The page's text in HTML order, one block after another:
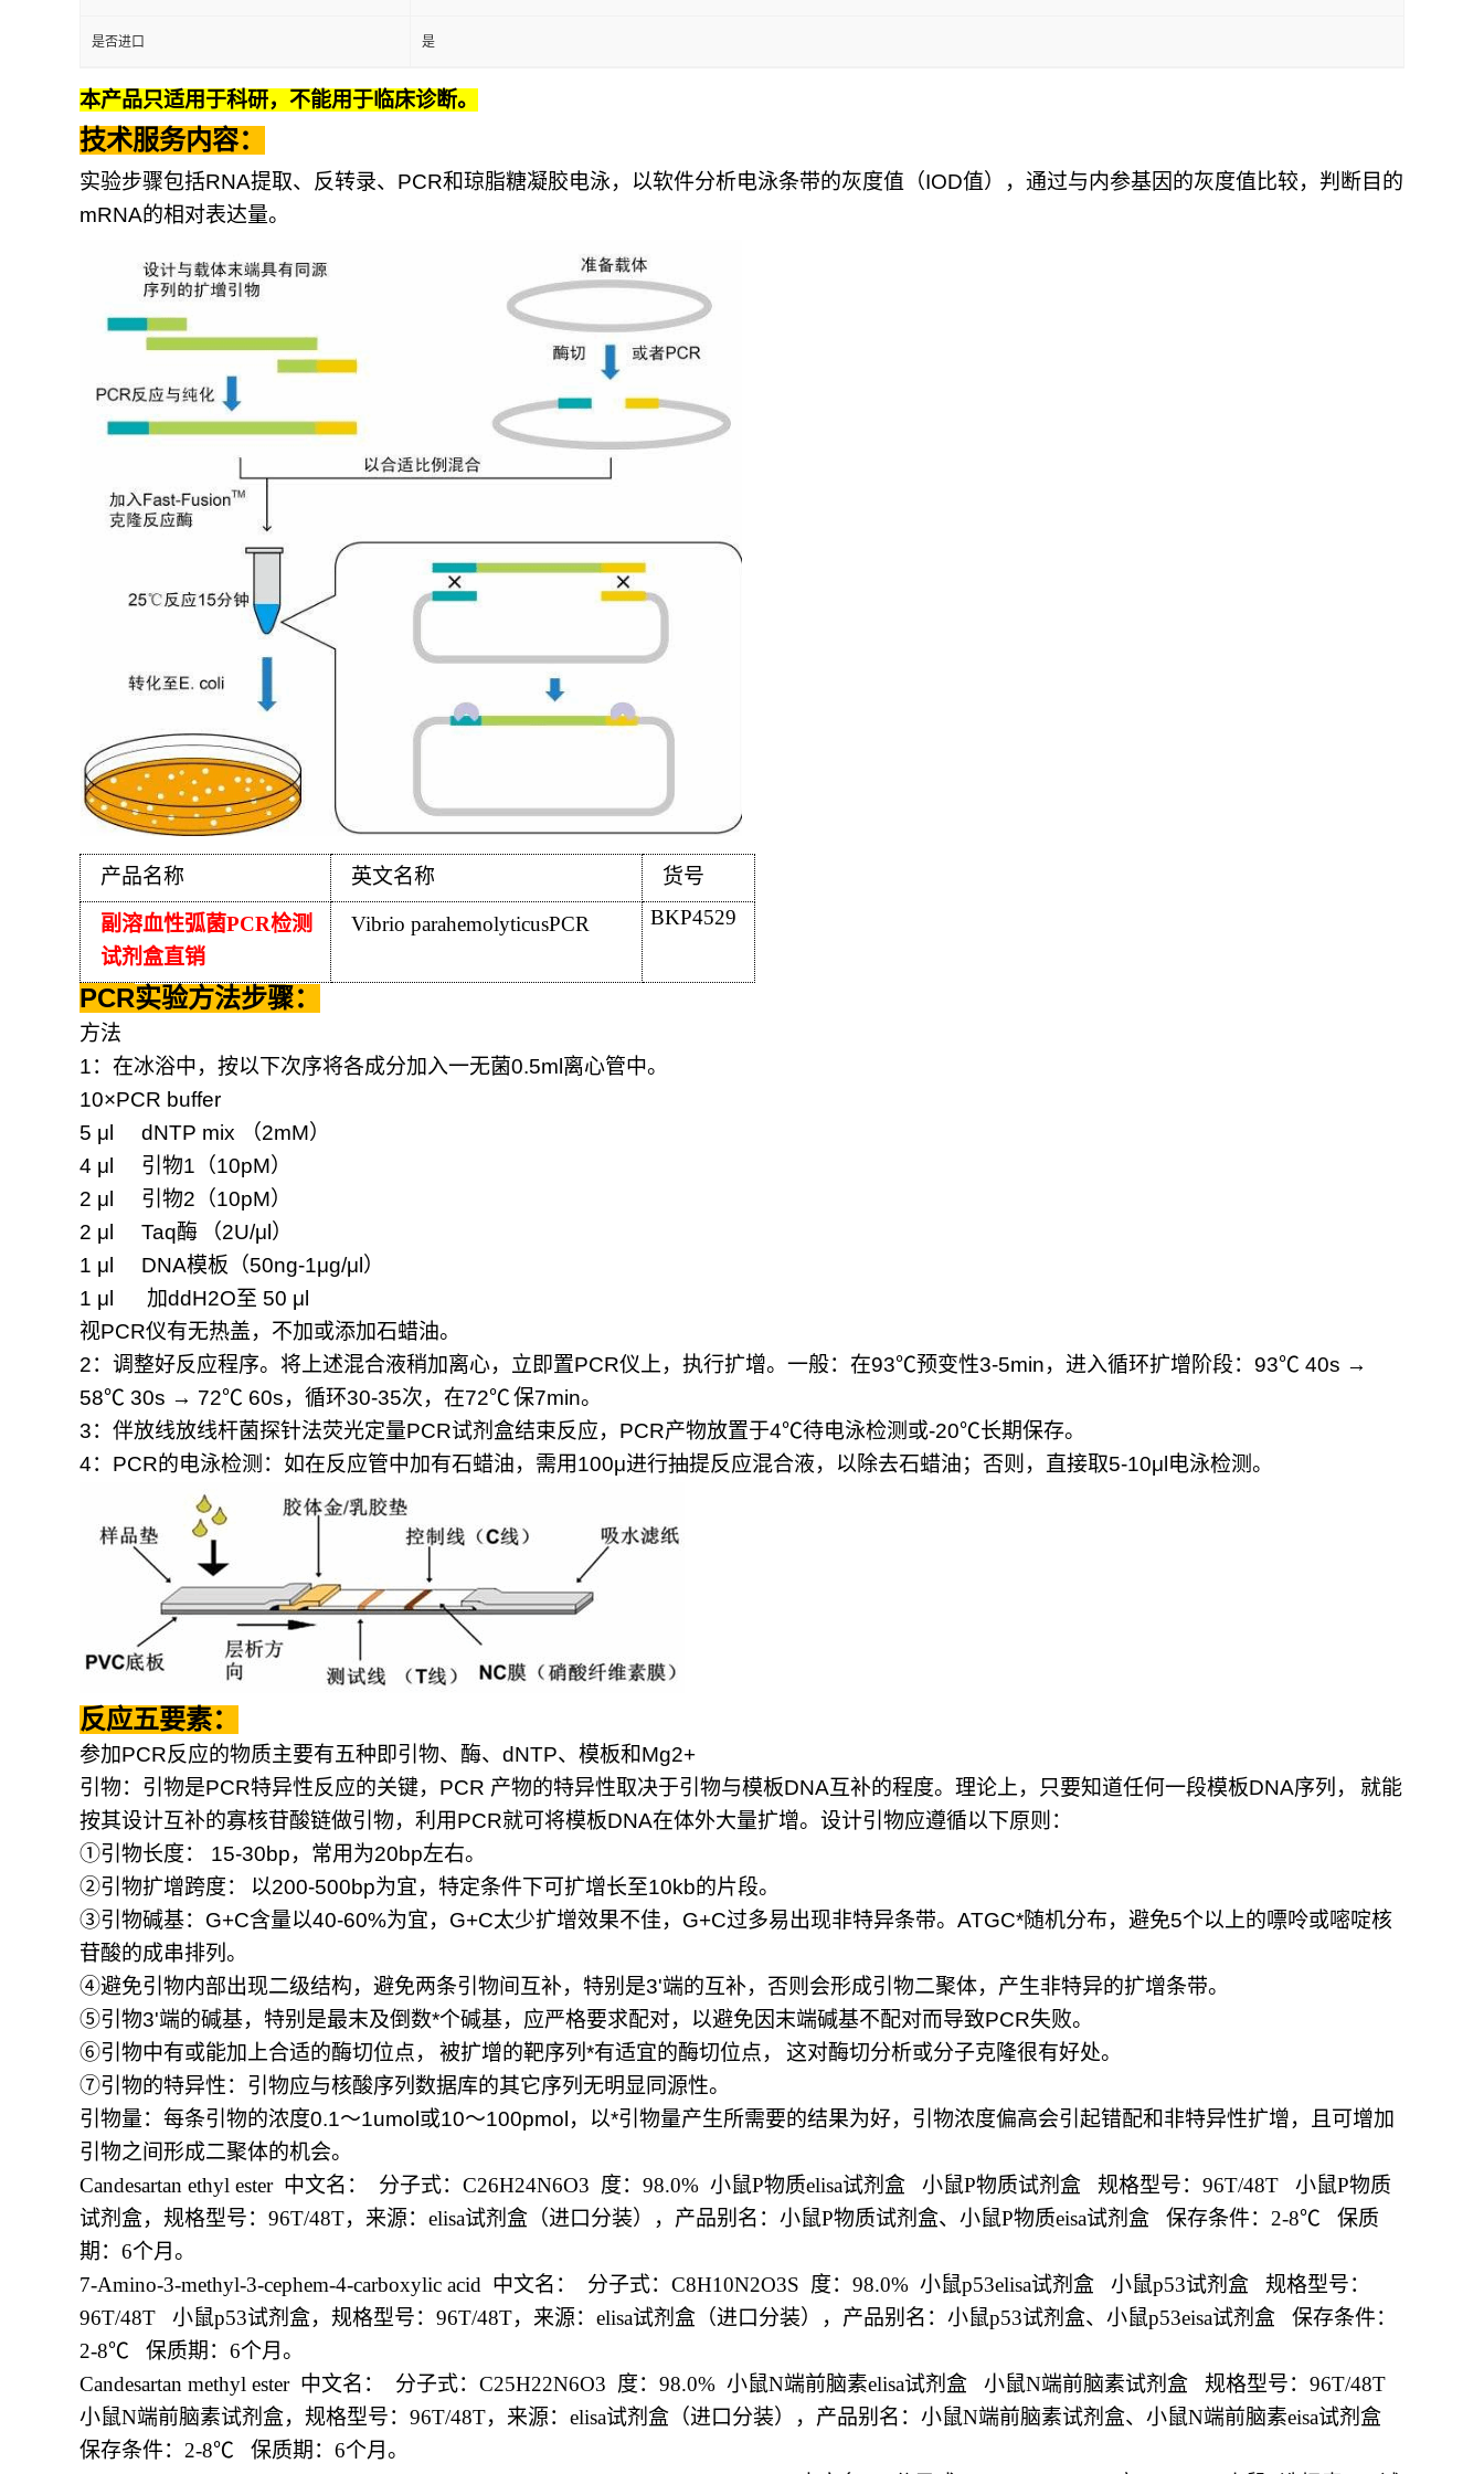
是否进口 是
本产品只适用于科研，不能用于临床诊断。
技术服务内容：
实验步骤包括RNA提取、反转录、 PCR和琼脂糖凝胶电泳，以软件分析电泳条带的灰度值（IOD值），通过与内参基因的灰度值比较，判断目的
mRNA的相对表达量。
产品名称 英文名称 货号
副溶血性弧菌PCR检测
试剂盒直销
Vibrio parahemolyticusPCR BKP4529
PCR实验方法步骤：
方法
1：在冰浴中，按以下次序将各成分加入一无菌0.5ml离心管中。
10×PCR buffer
5 μl dNTP mix
（2mM）
4 μl 引物1 （10pM）
2 μl 引物2 （10pM）
2 μl Taq酶 （2U/μl）
1 μl DNA模板（50ng-1μg/μl）
1 μl 加ddH2O至 50 μl
视PCR仪有无热盖，不加或添加石蜡油。
2：调整好反应程序。将上述混合液稍加离心，立即置PCR仪上，执行扩增。一般：在93℃预变性3-5min，进入循环扩增阶段： 93℃ 40s →
58℃ 30s → 72℃ 60s，循环30-35次，在72℃保7min。
3：伴放线放线杆菌探针法荧光定量PCR试剂盒结束反应， PCR产物放置于4℃待电泳检测或-20℃长期保存。
4： PCR的电泳检测：如在反应管中加有石蜡油，需用100μ进行抽提反应混合液，以除去石蜡油；否则，直接取5-10μl电泳检测。
反应五要素：
参加PCR反应的物质主要有五种即引物、酶、 dNTP、模板和Mg2+
引物：引物是PCR特异性反应的关键， PCR 产物的特异性取决于引物与模板DNA互补的程度。理论上，只要知道任何一段模板DNA序列，
就能
按其设计互补的寡核苷酸链做引物，利用PCR就可将模板DNA在体外大量扩增。设计引物应遵循以下原则：
①引物长度： 15-30bp，常用为20bp左右。
②引物扩增跨度： 以200-500bp为宜，特定条件下可扩增长至10kb的片段。
③引物碱基： G+C含量以40-60%为宜， G+C太少扩增效果不佳， G+C过多易出现非特异条带。 ATGC*随机分布，避免5个以上的嘌呤或嘧啶核
苷酸的成串排列。
④避免引物内部出现二级结构，避免两条引物间互补，特别是3'端的互补，否则会形成引物二聚体，产生非特异的扩增条带。
⑤引物3'端的碱基，特别是最末及倒数*个碱基，应严格要求配对，以避免因末端碱基不配对而导致PCR失败。
⑥引物中有或能加上合适的酶切位点， 被扩增的靶序列 *有适宜的酶切位点，
这对酶切分析或分子克隆很有好处。
⑦引物的特异性：引物应与核酸序列数据库的其它序列无明显同源性。
引物量：每条引物的浓度0.1～1umol或10～100pmol，以*引物量产生所需要的结果为好，引物浓度偏高会引起错配和非特异性扩增，且可增加
引物之间形成二聚体的机会。
Candesartan ethyl ester 中文名： 分子式： C26H24N6O3 度： 98.0% 小鼠P物质elisa试剂盒 小鼠P物质试剂盒 规格型号： 96T/48T 小鼠P物质
试剂盒，规格型号： 96T/48T，来源： elisa试剂盒（进口分装），产品别名：小鼠P物质试剂盒、小鼠P物质eisa试剂盒 保存条件： 2-8℃
保质
期： 6个月。
7-Amino-3-methyl-3-cephem-4-carboxylic acid 中文名： 分子式： C8H10N2O3S 度： 98.0% 小鼠p53elisa试剂盒 小鼠p53试剂盒
规格型号：
96T/48T 小鼠p53试剂盒，规格型号： 96T/48T，来源： elisa试剂盒（进口分装），产品别名：小鼠p53试剂盒、小鼠p53eisa试剂盒
保存条件：
2-8℃ 保质期： 6个月。
Candesartan methyl ester 中文名： 分子式： C25H22N6O3 度： 98.0% 小鼠N端前脑素elisa试剂盒 小鼠N端前脑素试剂盒 规格型号： 96T/48T
小鼠N端前脑素试剂盒，规格型号： 96T/48T，来源： elisa试剂盒（进口分装），产品别名：小鼠N端前脑素试剂盒、小鼠N端前脑素eisa试剂盒
保存条件： 2-8℃ 保质期： 6个月。